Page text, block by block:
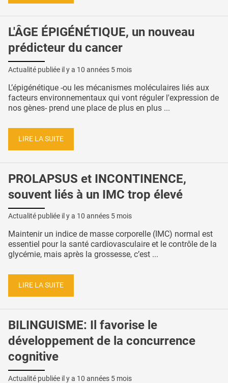
L'ÂGE ÉPIGÉNÉTIQUE, un nouveau
prédicteur du cancer
Actualité publiée il y a 10 années 5 mois
L’épigénétique -ou les mécanismes moléculaires liés aux
facteurs environnementaux qui vont réguler l'expression de
nos gènes- prend une place de plus en plus ...
LIRE LA SUITE
PROLAPSUS et INCONTINENCE,
souvent liés à un IMC trop élevé
Actualité publiée il y a 10 années 5 mois
Maintenir un indice de masse corporelle (IMC) normal est
essentiel pour la santé cardiovasculaire et le contrôle de la
glycémie, mais après la grossesse, c’est ...
LIRE LA SUITE
BILINGUISME: Il favorise le
développement de la concurrence
cognitive
Actualité publiée il y a 10 années 5 mois